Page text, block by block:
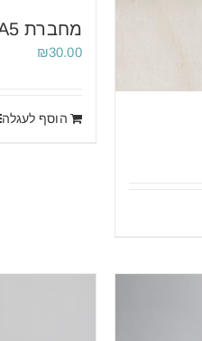
מחברת A5 ציור סלע 56 עמ
₪30.00
הוסף לעגלה